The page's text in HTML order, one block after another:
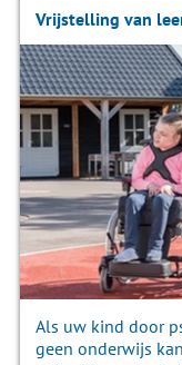
Vrijstelling van
Als uw kind door
geen onderwijs